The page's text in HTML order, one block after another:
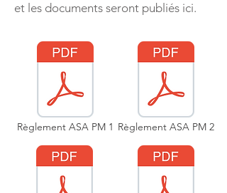
et les documents seront publiés ici.
Règlement ASA PM 1 Règlement ASA PM 2